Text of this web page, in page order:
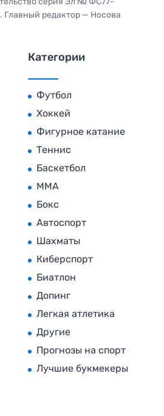
Главный редактор — Носова
Категории
Футбол
Хоккей
Фигурное катание
Теннис
Баскетбол
MMA
Бокс
Автоспорт
Шахматы
Киберспорт
Биатлон
Допинг
Легкая атлетика
Другие
Прогнозы на спорт
Лучшие букмекеры